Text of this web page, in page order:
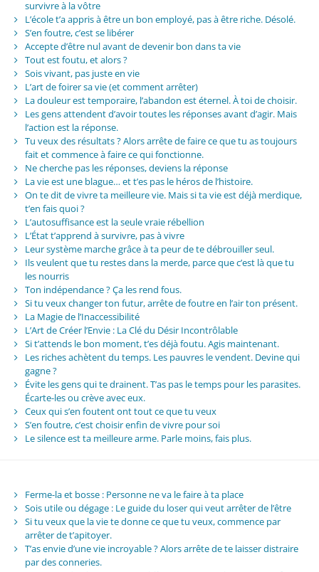
survivre à la vôtre
L’école t’a appris à être un bon employé, pas à être riche. Désolé.
S’en foutre, c’est se libérer
Accepte d’être nul avant de devenir bon dans ta vie
Tout est foutu, et alors ?
Sois vivant, pas juste en vie
L’art de foirer sa vie (et comment arrêter)
La douleur est temporaire, l’abandon est éternel. À toi de choisir.
Les gens attendent d’avoir toutes les réponses avant d’agir. Mais
l’action est la réponse.
Tu veux des résultats ? Alors arrête de faire ce que tu as toujours
fait et commence à faire ce qui fonctionne.
Ne cherche pas les réponses, deviens la réponse
La vie est une blague… et t’es pas le héros de l’histoire.
On te dit de vivre ta meilleure vie. Mais si ta vie est déjà merdique,
t’en fais quoi ?
L’autosuffisance est la seule vraie rébellion
L’État t’apprend à survivre, pas à vivre
Leur système marche grâce à ta peur de te débrouiller seul.
Ils veulent que tu restes dans la merde, parce que c’est là que tu
les nourris
Ton indépendance ? Ça les rend fous.
Si tu veux changer ton futur, arrête de foutre en l’air ton présent.
La Magie de l’Inaccessibilité
L’Art de Créer l’Envie : La Clé du Désir Incontrôlable
Si t’attends le bon moment, t’es déjà foutu. Agis maintenant.
Les riches achètent du temps. Les pauvres le vendent. Devine qui
gagne ?
Évite les gens qui te drainent. T’as pas le temps pour les parasites.
Écarte-les ou crève avec eux.
Ceux qui s’en foutent ont tout ce que tu veux
S’en foutre, c’est choisir enfin de vivre pour soi
Le silence est ta meilleure arme. Parle moins, fais plus.
Ferme-la et bosse : Personne ne va le faire à ta place
Sois utile ou dégage : Le guide du loser qui veut arrêter de l’être
Si tu veux que la vie te donne ce que tu veux, commence par
arrêter de t’apitoyer.
T’as envie d’une vie incroyable ? Alors arrête de te laisser distraire
par des conneries.